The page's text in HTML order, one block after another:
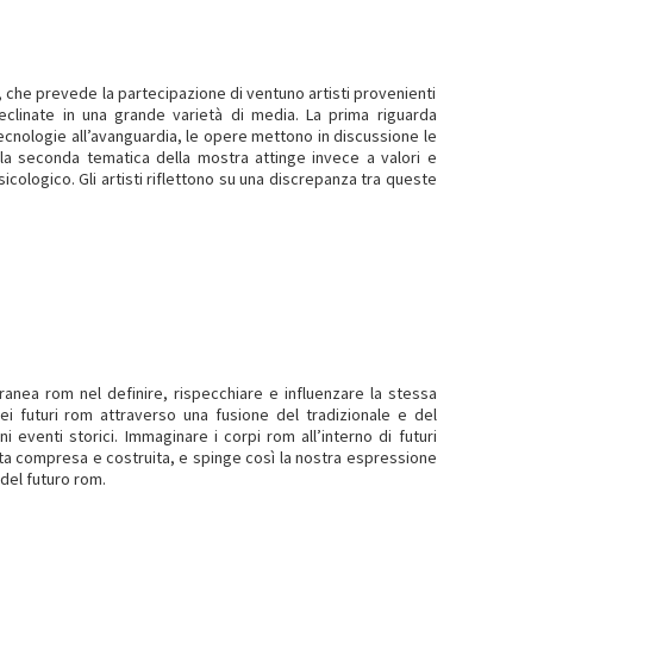
prevede la partecipazione di ventuno artisti provenienti
in una grande varietà di media. La prima riguarda
all’avanguardia, le opere mettono in discussione le
seconda tematica della mostra attinge invece a valori e
Gli artisti riflettono su una discrepanza tra queste
rom nel definire, rispecchiare e influenzare la stessa
futuri rom attraverso una fusione del tradizionale e del
eventi storici. Immaginare i corpi rom all’interno di futuri
compresa e costruita, e spinge così la nostra espressione
futuro rom.